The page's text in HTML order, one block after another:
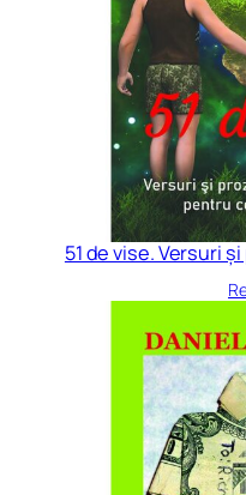
51 de vise. Versuri